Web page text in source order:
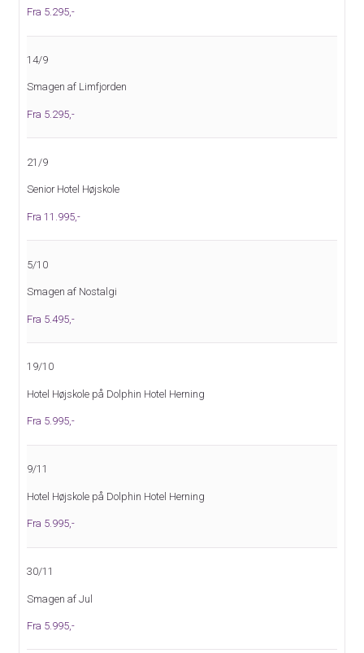
Fra 5.295,-
14/9
Smagen af Limfjorden
Fra 5.295,-
21/9
Senior Hotel Højskole
Fra 11.995,-
5/10
Smagen af Nostalgi
Fra 5.495,-
19/10
Hotel Højskole på Dolphin Hotel Herning
Fra 5.995,-
9/11
Hotel Højskole på Dolphin Hotel Herning
Fra 5.995,-
30/11
Smagen af Jul
Fra 5.995,-